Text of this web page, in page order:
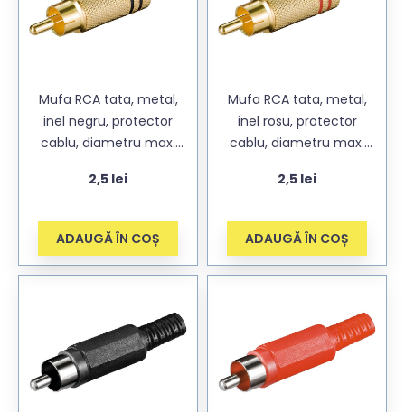
Mufa RCA tata, metal,
inel negru, protector
cablu, diametru max.
2,5 lei
ADAUGĂ ÎN COȘ
Mufa RCA tata, metal,
inel rosu, protector
cablu, diametru max.
2,5 lei
ADAUGĂ ÎN COȘ